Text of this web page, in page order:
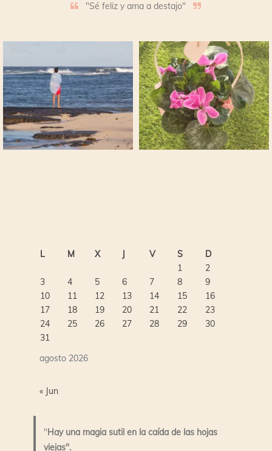
"Sé feliz y ama a destajo"
agosto 2026
L M X J V S
D
1
2
3
4 5 6 7 8
9
10
11 12 13 14 15
16
17
18 19 20 21 22
23
24
25 26 27 28 29
30
31
« Jun
"Hay una magia sutil en la caída de las hojas
viejas".